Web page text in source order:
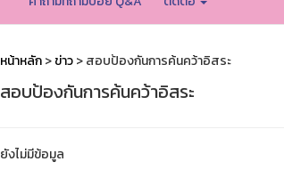
หน้าหลัก>ข่าว> สอบป้องกันการค้นคว้าอิสระ
สอบป้องกันการค้นคว้าอิสระ
ยังไม่มีข้อมูล